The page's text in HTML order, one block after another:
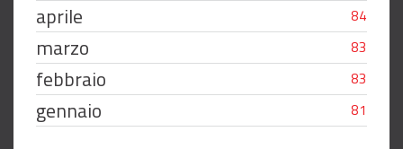
aprile 84
marzo 83
febbraio 83
gennaio 81